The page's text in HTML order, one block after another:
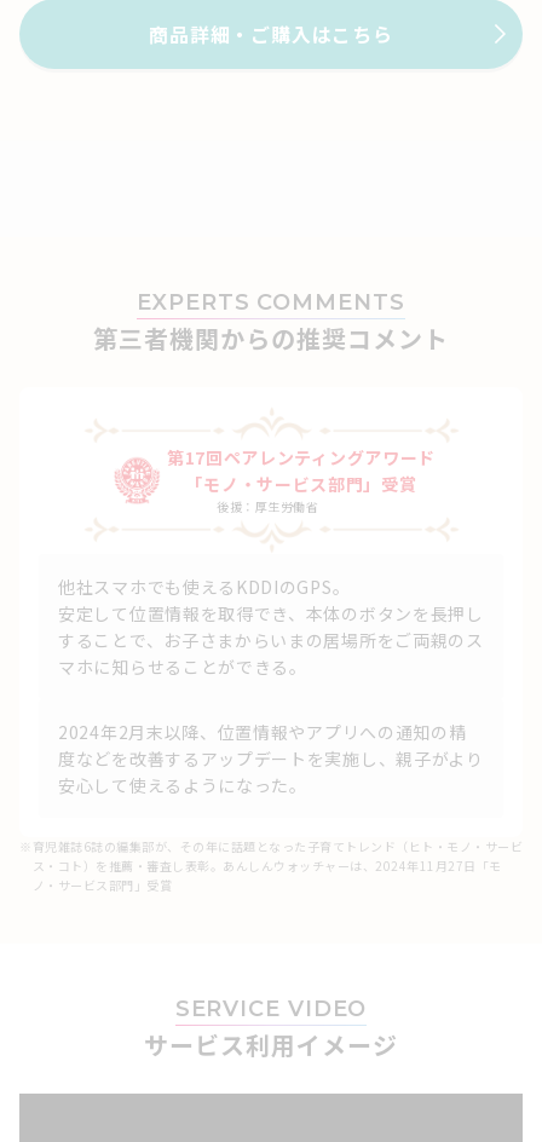
商品詳細・ご購入はこちら
EXPERTS COMMENTS
第三者機関からの推奨コメント
第17回ペアレンティングアワード
「モノ・サービス部門」受賞
後援：厚生労働省
他社スマホでも使えるKDDIのGPS。
安定して位置情報を取得でき、本体のボタンを⻑押し
することで、お⼦さまからいまの居場所をご両親のス
マホに知らせることができる。
2024年2⽉末以降、位置情報やアプリへの通知の精
度などを改善するアップデートを実施し、親⼦がより
安⼼して使えるようになった。
※ 育児雑誌6誌の編集部が、その年に話題となった子育てトレンド（ヒト・モノ・サービ
ス・コト）を推薦・審査し表彰。あんしんウォッチャーは、2024年11月27日「モ
ノ・サービス部門」受賞
SERVICE VIDEO
サービス利用イメージ